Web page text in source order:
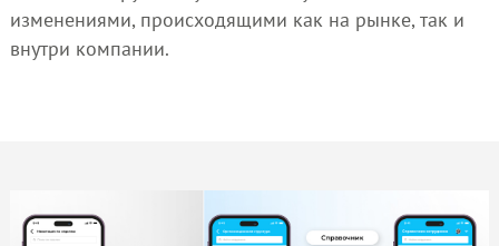
изменениями, происходящими как на рынке, так и
внутри компании.